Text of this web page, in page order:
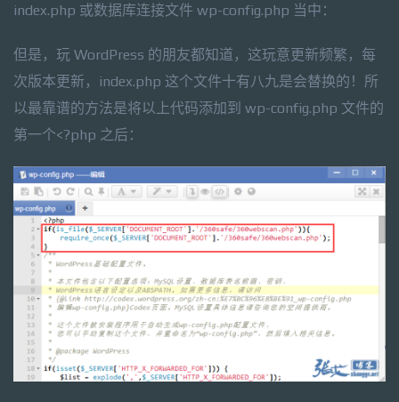
index.php 或数据库连接文件 wp-config.php 当中：
但是，玩 WordPress 的朋友都知道，这玩意更新频繁，每
次版本更新，index.php 这个文件十有八九是会替换的！所
以最靠谱的方法是将以上代码添加到 wp-config.php 文件的
第一个<?php 之后：